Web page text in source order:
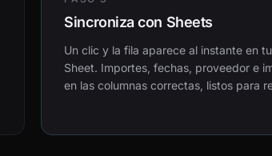
Sincroniza con Sheets
Un clic y la fila aparece al instante en
Sheet. Importes, fechas, proveedor e
en las columnas correctas, listos para